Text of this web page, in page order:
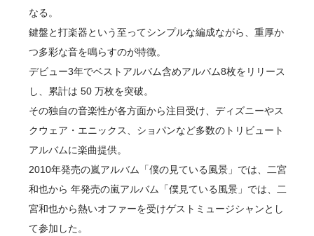
なる。
鍵盤と打楽器という至ってシンプルな編成ながら、重厚か
つ多彩な音を鳴らすのが特徴。
デビュー3年でベストアルバム含めアルバム8枚をリリース
し、累計は 50 万枚を突破。
その独自の音楽性が各方面から注目受け、ディズニーやス
クウェア・エニックス、ショパンなど多数のトリビュート
アルバムに楽曲提供。
2010年発売の嵐アルバム「僕の見ている風景」では、二宮
和也から 年発売の嵐アルバム「僕見ている風景」では、二
宮和也から熱いオファーを受けゲストミュージシャンとし
て参加した。